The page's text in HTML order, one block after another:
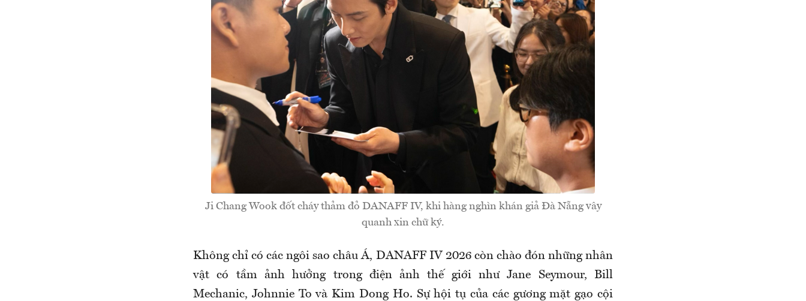
Ji Chang Wook đốt cháy thảm đỏ DANAFF IV, khi hàng nghìn khán giả Đà Nẵng vây
quanh xin chữ ký.
Không chỉ có các ngôi sao châu Á, DANAFFIV 2026 còn chào đón những nhân
vật có tầm ảnh hưởng trong điện ảnh thế giới như Jane Seymour, Bill
Mechanic, Johnnie To và Kim Dong Ho. Sự hội tụ của các gương mặt gạo cội